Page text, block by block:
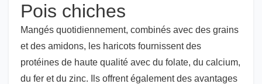
Pois chiches
Mangés quotidiennement, combinés avec des grains
et des amidons, les haricots fournissent des
protéines de haute qualité avec du folate, du calcium,
du fer et du zinc. Ils offrent également des avantages